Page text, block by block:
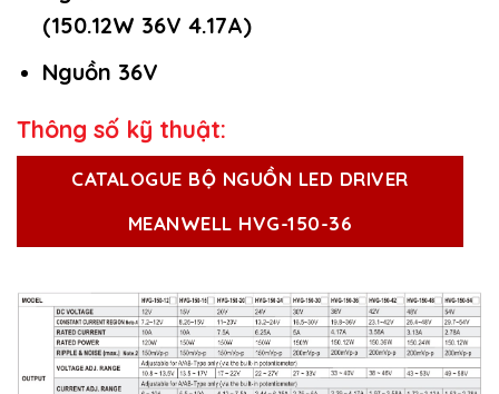
(150.12W 36V 4.17A)
Nguồn 36V
Thông số kỹ thuật:
CATALOGUE BỘ NGUỒN LED DRIVER
MEANWELL HVG-150-36